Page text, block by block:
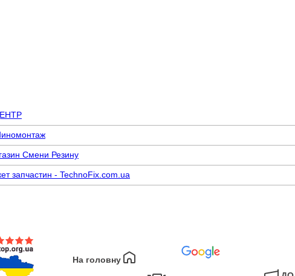
Смени Резину
запчастин - TechnoFix.com.ua
На головну